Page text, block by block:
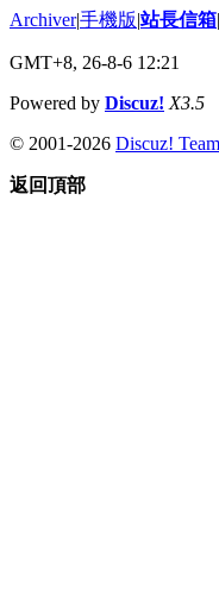
Archiver|手機版|站長信箱|
GMT+8, 26-8-6 12:21
Powered by Discuz! X3.5
© 2001-2026 Discuz! Team
返回頂部